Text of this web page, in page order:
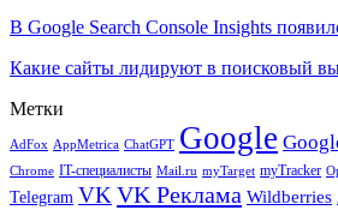
В Google Search Console Insights
Какие сайты лидируют в поисковый
Метки
AdFox AppMetrica ChatGPT Google
Chrome IT-специалисты Mail.ru myTarget myTracker
Telegram VK VK Реклама Wildberries